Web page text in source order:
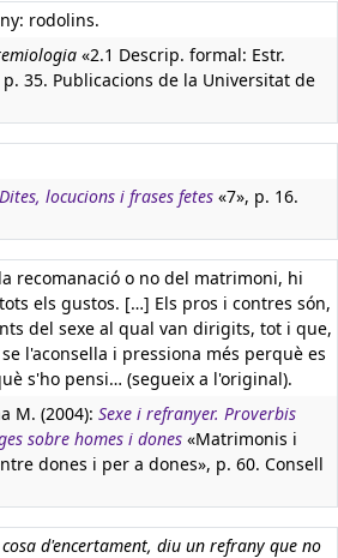
rodolins.
«2.1 Descrip. formal: Estr.
35. Publicacions de la Universitat de
Dites, locucions i frases fetes «7», p. 16.
recomanació o no del matrimoni, hi
els gustos. […] Els pros i contres són,
del sexe al qual van dirigits, tot i que,
l'aconsella i pressiona més perquè es
s'ho pensi… (segueix a l'original).
M. (2004): Sexe i refranyer. Proverbis
sobre homes i dones «Matrimonis i
dones i per a dones», p. 60. Consell
d'encertament, diu un refrany que no